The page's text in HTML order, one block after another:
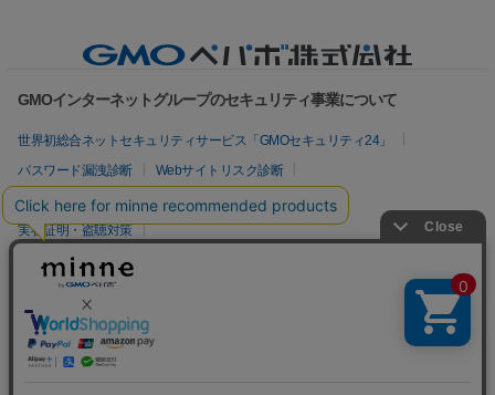
GMOインターネットグループのセキュリティ事業について
世界初総合ネットセキュリティサービス「GMOセキュリティ24」
パスワード漏洩診断
Webサイトリスク診断
セキュリティ相談AIチャットボット
実在証明・盗聴対策
サイバー攻撃対策（GMOサイバーセキュリティ byイエラエ）
サイバー攻撃対策（GMO Flatt Security）
セキュリティ事業の軌跡